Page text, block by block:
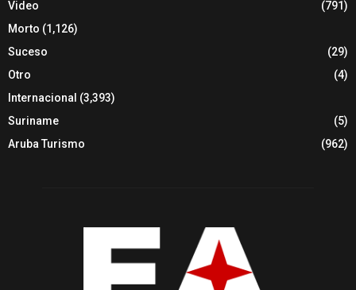
Video
(791)
Morto (1,126)
Suceso
(29)
Otro
(4)
Internacional (3,393)
Suriname
(5)
Aruba Turismo
(962)